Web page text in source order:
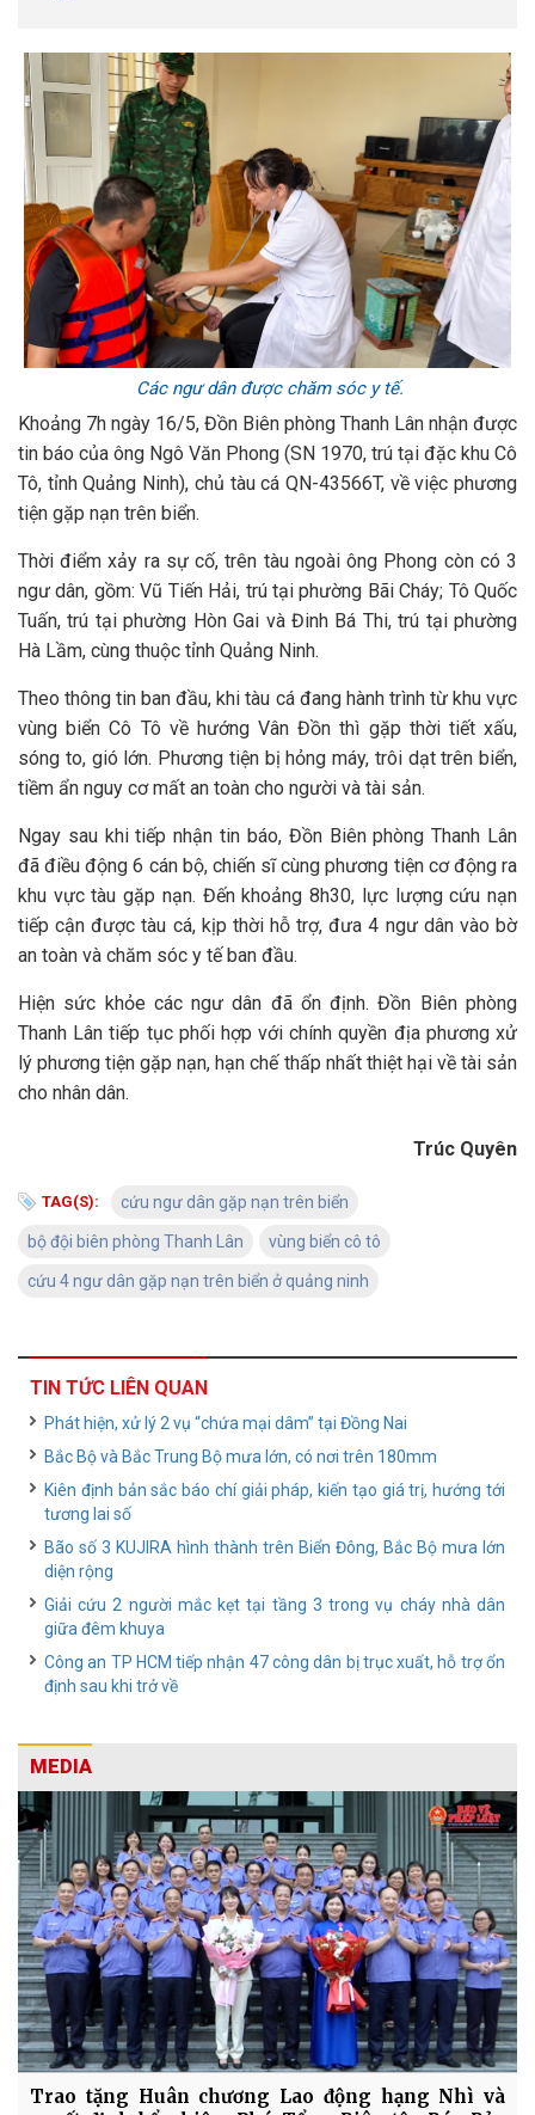
Các ngư dân được chăm sóc y tế.
Khoảng 7h ngày 16/5, Đồn Biên phòng Thanh Lân nhận được
tin báo của ông Ngô Văn Phong (SN 1970, trú tại đặc khu Cô
Tô, tỉnh Quảng Ninh), chủ tàu cá QN-43566T, về việc phương
tiện gặp nạn trên biển.
Thời điểm xảy ra sự cố, trên tàu ngoài ông Phong còn có 3
ngư dân, gồm: Vũ Tiến Hải, trú tại phường Bãi Cháy; Tô Quốc
Tuấn, trú tại phường Hòn Gai và Đinh Bá Thi, trú tại phường
Hà Lầm, cùng thuộc tỉnh Quảng Ninh.
Theo thông tin ban đầu, khi tàu cá đang hành trình từ khu vực
vùng biển Cô Tô về hướng Vân Đồn thì gặp thời tiết xấu,
sóng to, gió lớn. Phương tiện bị hỏng máy, trôi dạt trên biển,
tiềm ẩn nguy cơ mất an toàn cho người và tài sản.
Ngay sau khi tiếp nhận tin báo, Đồn Biên phòng Thanh Lân
đã điều động 6 cán bộ, chiến sĩ cùng phương tiện cơ động ra
khu vực tàu gặp nạn. Đến khoảng 8h30, lực lượng cứu nạn
tiếp cận được tàu cá, kịp thời hỗ trợ, đưa 4 ngư dân vào bờ
an toàn và chăm sóc y tế ban đầu.
Hiện sức khỏe các ngư dân đã ổn định. Đồn Biên phòng
Thanh Lân tiếp tục phối hợp với chính quyền địa phương xử
lý phương tiện gặp nạn, hạn chế thấp nhất thiệt hại về tài sản
cho nhân dân.
Trúc Quyên
TAG(S): cứu ngư dân gặp nạn trên biển
bộ đội biên phòng Thanh Lân vùng biển cô tô
cứu 4 ngư dân gặp nạn trên biển ở quảng ninh
TIN TỨC LIÊN QUAN
Phát hiện, xử lý 2 vụ “chứa mại dâm” tại Đồng Nai
Bắc Bộ và Bắc Trung Bộ mưa lớn, có nơi trên 180mm
Kiên định bản sắc báo chí giải pháp, kiến tạo giá trị, hướng tới
tương lai số
Bão số 3 KUJIRA hình thành trên Biển Đông, Bắc Bộ mưa lớn
diện rộng
Giải cứu 2 người mắc kẹt tại tầng 3 trong vụ cháy nhà dân
giữa đêm khuya
Công an TP HCM tiếp nhận 47 công dân bị trục xuất, hỗ trợ ổn
định sau khi trở về
MEDIA
Trao tặng Huân chương Lao động hạng Nhì và